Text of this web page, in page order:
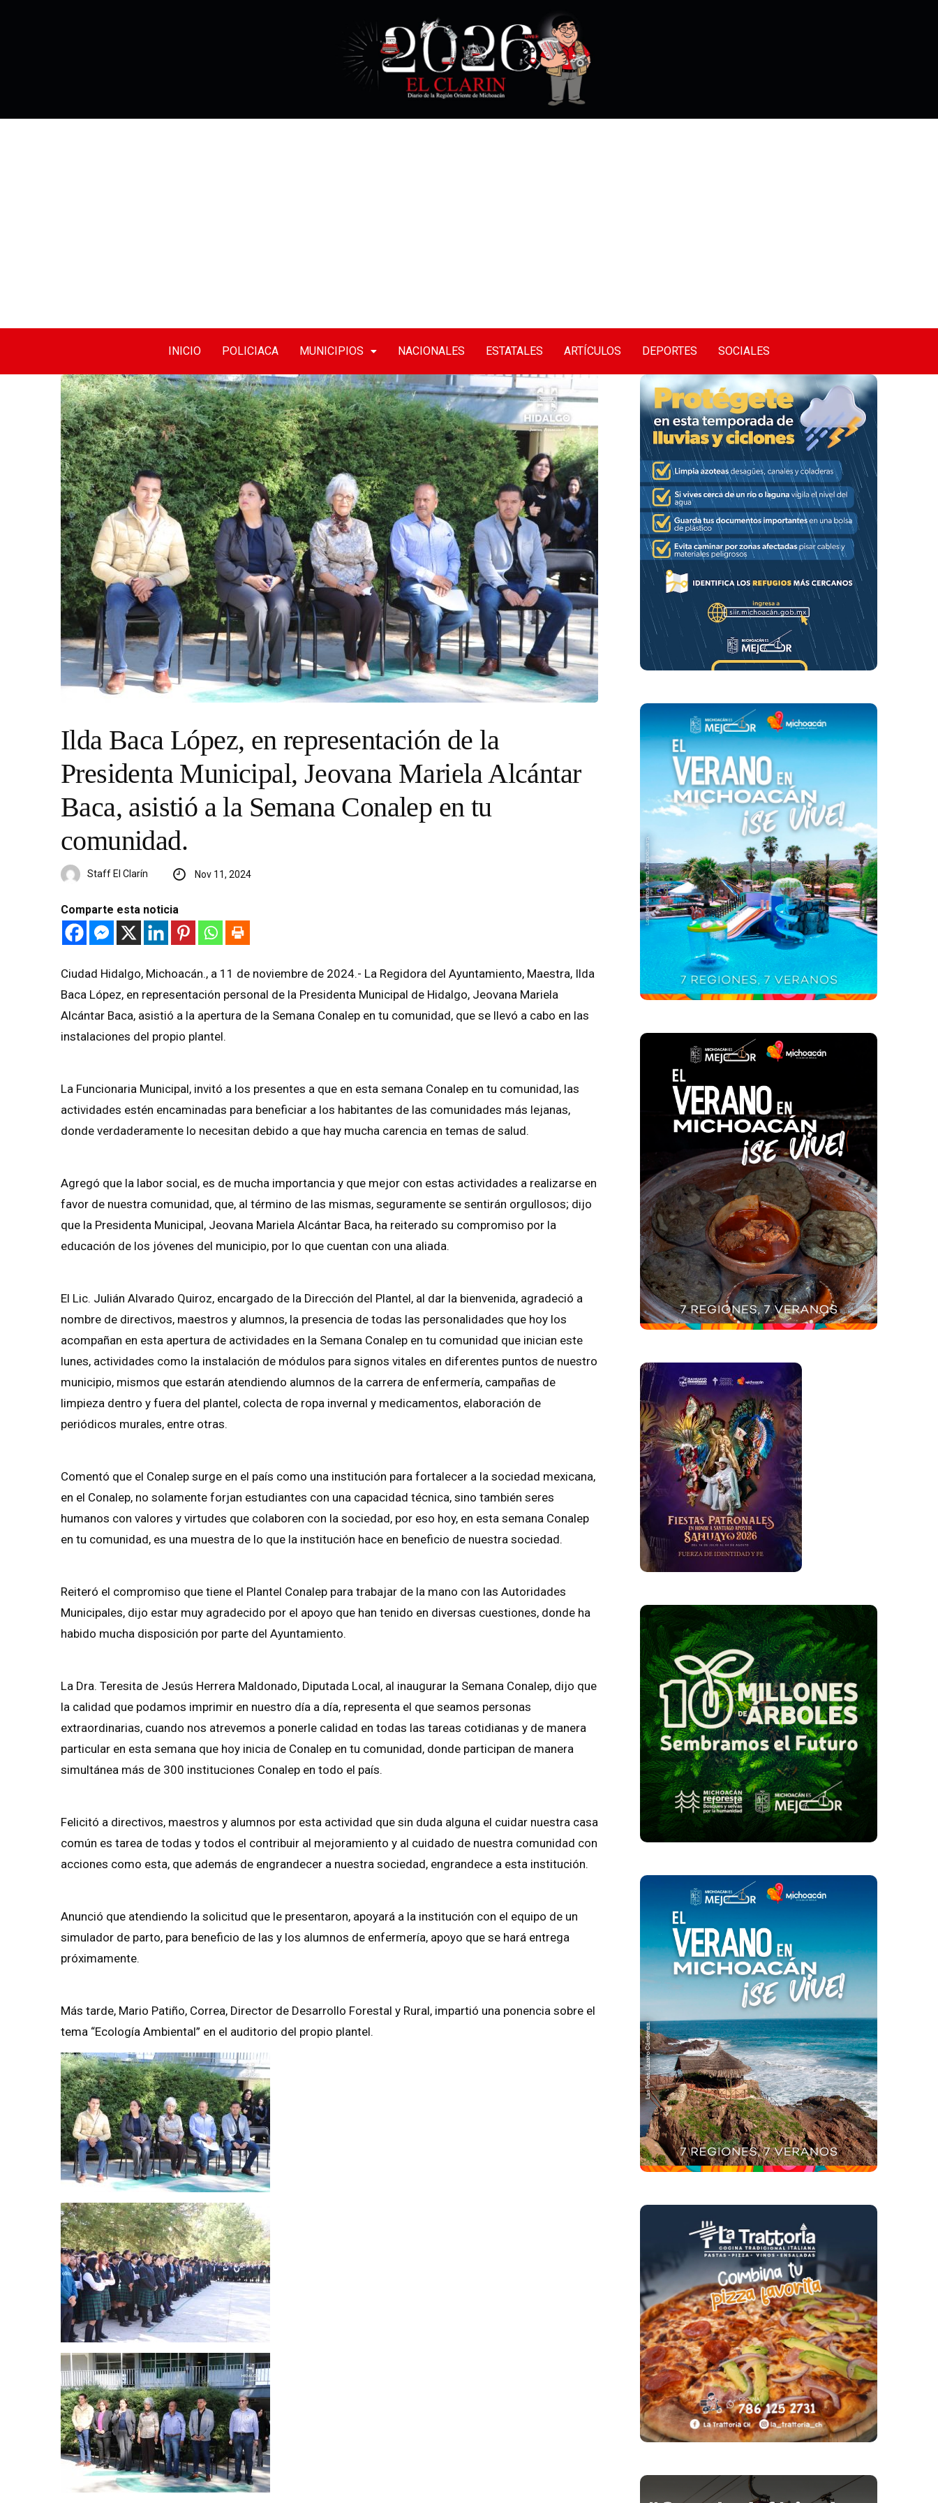
INICIO POLICIACA MUNICIPIOS NACIONALES ESTATALES ARTÍCULOS DEPORTES SOCIALES
​Ilda Baca López, en representación de la
Presidenta Municipal, Jeovana Mariela Alcántar
Baca, asistió a la Semana Conalep en tu
comunidad.
Staff El Clarín Nov 11, 2024
Comparte esta noticia
Ciudad Hidalgo, Michoacán., a 11 de noviembre de 2024.- La Regidora del Ayuntamiento, Maestra, Ilda
Baca López, en representación personal de la Presidenta Municipal de Hidalgo, Jeovana Mariela
Alcántar Baca, asistió a la apertura de la Semana Conalep en tu comunidad, que se llevó a cabo en las
instalaciones del propio plantel.
La Funcionaria Municipal, invitó a los presentes a que en esta semana Conalep en tu comunidad, las
actividades estén encaminadas para beneficiar a los habitantes de las comunidades más lejanas,
donde verdaderamente lo necesitan debido a que hay mucha carencia en temas de salud.
Agregó que la labor social, es de mucha importancia y que mejor con estas actividades a realizarse en
favor de nuestra comunidad, que, al término de las mismas, seguramente se sentirán orgullosos; dijo
que la Presidenta Municipal, Jeovana Mariela Alcántar Baca, ha reiterado su compromiso por la
educación de los jóvenes del municipio, por lo que cuentan con una aliada.
El Lic. Julián Alvarado Quiroz, encargado de la Dirección del Plantel, al dar la bienvenida, agradeció a
nombre de directivos, maestros y alumnos, la presencia de todas las personalidades que hoy los
acompañan en esta apertura de actividades en la Semana Conalep en tu comunidad que inician este
lunes, actividades como la instalación de módulos para signos vitales en diferentes puntos de nuestro
municipio, mismos que estarán atendiendo alumnos de la carrera de enfermería, campañas de
limpieza dentro y fuera del plantel, colecta de ropa invernal y medicamentos, elaboración de
periódicos murales, entre otras.
Comentó que el Conalep surge en el país como una institución para fortalecer a la sociedad mexicana,
en el Conalep, no solamente forjan estudiantes con una capacidad técnica, sino también seres
humanos con valores y virtudes que colaboren con la sociedad, por eso hoy, en esta semana Conalep
en tu comunidad, es una muestra de lo que la institución hace en beneficio de nuestra sociedad.
Reiteró el compromiso que tiene el Plantel Conalep para trabajar de la mano con las Autoridades
Municipales, dijo estar muy agradecido por el apoyo que han tenido en diversas cuestiones, donde ha
habido mucha disposición por parte del Ayuntamiento.
La Dra. Teresita de Jesús Herrera Maldonado, Diputada Local, al inaugurar la Semana Conalep, dijo que
la calidad que podamos imprimir en nuestro día a día, representa el que seamos personas
extraordinarias, cuando nos atrevemos a ponerle calidad en todas las tareas cotidianas y de manera
particular en esta semana que hoy inicia de Conalep en tu comunidad, donde participan de manera
simultánea más de 300 instituciones Conalep en todo el país.
Felicitó a directivos, maestros y alumnos por esta actividad que sin duda alguna el cuidar nuestra casa
común es tarea de todas y todos el contribuir al mejoramiento y al cuidado de nuestra comunidad con
acciones como esta, que además de engrandecer a nuestra sociedad, engrandece a esta institución.
Anunció que atendiendo la solicitud que le presentaron, apoyará a la institución con el equipo de un
simulador de parto, para beneficio de las y los alumnos de enfermería, apoyo que se hará entrega
próximamente.
Más tarde, Mario Patiño, Correa, Director de Desarrollo Forestal y Rural, impartió una ponencia sobre el
tema “Ecología Ambiental” en el auditorio del propio plantel.